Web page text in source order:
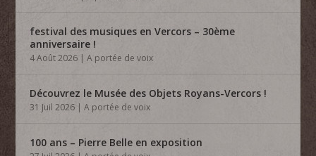
festival des musiques en Vercors – 30ème
anniversaire !
4 Août 2026 |A portée de voix
Découvrez le Musée des Objets Royans-Vercors !
31 Juil 2026 |A portée de voix
100 ans – Pierre Belle en exposition